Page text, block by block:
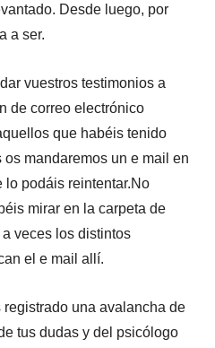
Desde luego, por
a ser.
vuestros testimonios a
de correo electrónico
que habéis tenido
mandaremos un e mail en
lo podáis reintentar.No
mirar en la carpeta de
veces los distintos
el e mail allí.
una avalancha de
tus dudas y del psicólogo